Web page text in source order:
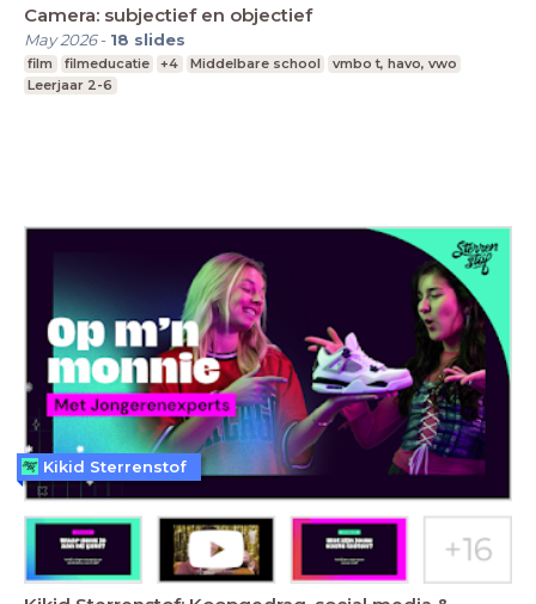
Camera: subjectief en objectief
May 2026- 18 slides
film filmeducatie +4 Middelbare school
vmbo t, havo, vwo
Leerjaar 2-6
Kikid Sterrenstof